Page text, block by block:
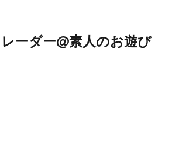
ーダー@素人のお遊び